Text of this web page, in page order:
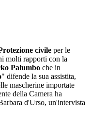
civile per le
molti rapporti con la
Palumbo che in
" difende la sua assistita,
mascherine importate
della Camera ha
d'Urso, un'intervista